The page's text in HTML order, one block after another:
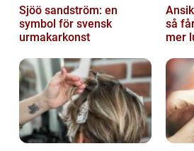
Sjöö sandström: en
symbol för svensk
urmakarkonst
så
mer